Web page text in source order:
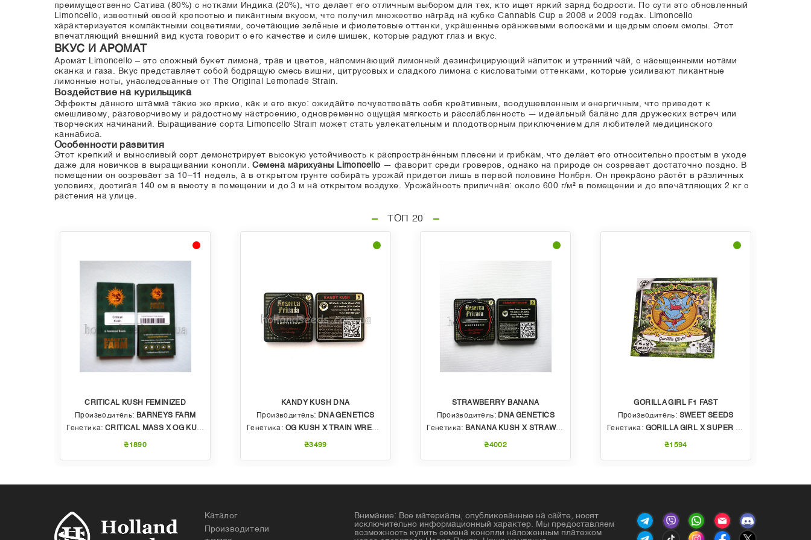
преимущественно Сатива (80%) с нотками Индика (20%), что делает его отличным выбором для тех, кто ищет яркий заряд бодрости. По сути это обновленный
Limoncello, известный своей крепостью и пикантным вкусом, что получил множество наград на кубке Cannabis Cup в 2008 и 2009 годах. Limoncello
характеризуется компактными соцветиями, сочетающие зелёные и фиолетовые оттенки, украшенные оранжевыми волосками и щедрым слоем смолы. Этот
впечатляющий внешний вид куста говорит о его качестве и силе шишек, которые радуют глаз и вкус.
ВКУС И АРОМАТ
Аромат Limoncello – это сложный букет лимона, трав и цветов, напоминающий лимонный дезинфицирующий напиток и утренний чай, с насыщенными нотами
сканка и газа. Вкус представляет собой бодрящую смесь вишни, цитрусовых и сладкого лимона с кисловатыми оттенками, которые усиливают пикантные
лимонные ноты, унаследованные от The Original Lemonade Strain.
Воздействие на курильщика
Эффекты данного штамма такие же яркие, как и его вкус: ожидайте почувствовать себя креативным, воодушевленным и энергичным, что приведет к
смешливому, разговорчивому и радостному настроению, одновременно ощущая мягкость и расслабленность — идеальный баланс для дружеских встреч или
творческих начинаний. Выращивание сорта Limoncello Strain может стать увлекательным и плодотворным приключением для любителей медицинского
каннабиса.
Особенности развития
Этот крепкий и выносливый сорт демонстрирует высокую устойчивость к распространённым плесени и грибкам, что делает его относительно простым в уходе
даже для новичков в выращивании конопли.Семена марихуаны Limoncello — фаворит среди гроверов, однако на природе он созревает достаточно поздно. В
помещении он созревает за 10–11 недель, а в открытом грунте собирать урожай придется лишь в первой половине Ноября. Он прекрасно растёт в различных
условиях, достигая 140 см в высоту в помещении и до 3 м на открытом воздухе. Урожайность приличная: около 600 г/м² в помещении и до впечатляющих 2 кг с
растения на улице.
ТОП 20
CRITICAL KUSH FEMINIZED
Производитель: BARNEYS FARM
Генетика:CRITICAL MASS X OG KUSH
₴1890
KANDY KUSH DNA
Производитель: DNA GENETICS
Генетика: OG KUSH X TRAIN WRECK (T4)
₴3499
STRAWBERRY BANANA
Производитель: DNA GENETICS
Генетика: BANANA KUSH X STRAWBERRY PHENO OF BUBBLE GUM
₴4002
GORILLA GIRL F1 FAST
Производитель: SWEET SEEDS
Генетика: GORILLA GIRL X SUPER STRONG X SWEET GELATO AUTO
₴1594
Каталог
Производители
Внимание: Все материалы, опубликованные на сайте, носят
исключительно информационный характер. Мы предоставляем
возможность купить семена конопли наложенным платежом